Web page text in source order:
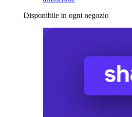
Disponibile in ogni negozio